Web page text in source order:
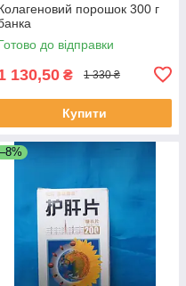
порошок 300 г
до відправки
130,50 ₴ 1 330 ₴
Купити
–8%